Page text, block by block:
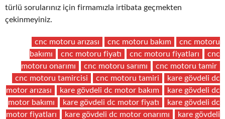
türlü sorularınız için firmamızla irtibata geçmekten
çekinmeyiniz.
cnc motoru arızası cnc motoru bakım
cnc motoru
bakımı
cnc motoru fiyatı cnc motoru fiyatları
cnc
motoru onarımı
cnc motoru sarımı
cnc motoru tamir
cnc motoru tamircisi
cnc motoru tamiri
kare gövdeli dc
motor arızası
kare gövdeli dc motor bakım
kare gövdeli dc
motor bakımı
kare gövdeli dc motor fiyatı
kare gövdeli dc
motor fiyatları
kare gövdeli dc motor onarımı
kare gövdeli